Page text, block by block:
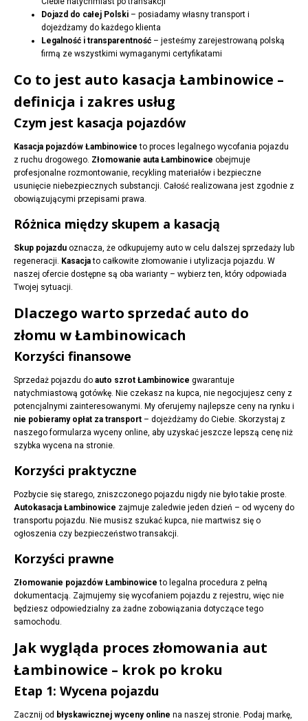
Dojazd do całej Polski – posiadamy własny transport i
dojeżdżamy do każdego klienta
Legalność i transparentność – jesteśmy zarejestrowaną polską
firmą ze wszystkimi wymaganymi certyfikatami
Co to jest auto kasacja Łambinowice –
definicja i zakres usług
Czym jest kasacja pojazdów
Kasacja pojazdów Łambinowice to proces legalnego wycofania pojazdu
z ruchu drogowego. Złomowanie auta Łambinowice obejmuje
profesjonalne rozmontowanie, recykling materiałów i bezpieczne
usunięcie niebezpiecznych substancji. Całość realizowana jest zgodnie z
obowiązującymi przepisami prawa.
Różnica między skupem a kasacją
Skup pojazdu oznacza, że odkupujemy auto w celu dalszej sprzedaży lub
regeneracji. Kasacjato całkowite złomowanie i utylizacja pojazdu. W
naszej ofercie dostępne są oba warianty – wybierz ten, który odpowiada
Twojej sytuacji.
Dlaczego warto sprzedać auto do
złomu w Łambinowicach
Korzyści finansowe
Sprzedaż pojazdu do auto szrot Łambinowice gwarantuje
natychmiastową gotówkę. Nie czekasz na kupca, nie negocjujesz ceny z
potencjalnymi zainteresowanymi. My oferujemy najlepsze ceny na rynku i
nie pobieramy opłat za transport – dojeżdżamy do Ciebie. Skorzystaj z
naszego formularza wyceny online, aby uzyskać jeszcze lepszą cenę niż
szybka wycena na stronie.
Korzyści praktyczne
Pozbycie się starego, zniszczonego pojazdu nigdy nie było takie proste.
Autokasacja Łambinowice zajmuje zaledwie jeden dzień – od wyceny do
transportu pojazdu. Nie musisz szukać kupca, nie martwisz się o
ogłoszenia czy bezpieczeństwo transakcji.
Korzyści prawne
Złomowanie pojazdów Łambinowice to legalna procedura z pełną
dokumentacją. Zajmujemy się wycofaniem pojazdu z rejestru, więc nie
będziesz odpowiedzialny za żadne zobowiązania dotyczące tego
samochodu.
Jak wygląda proces złomowania aut
Łambinowice – krok po kroku
Etap 1: Wycena pojazdu
Zacznij od błyskawicznej wyceny online na naszej stronie. Podaj markę,